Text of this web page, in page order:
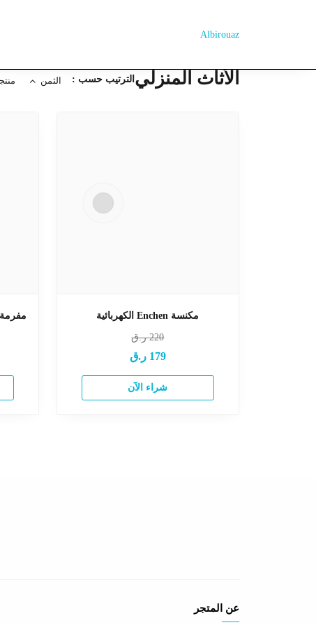
Albirouaz
الأثاث المنزلي الترتيب حسب : الثمن
مكنسة Enchen الكهربائية
220ر.ق
179 ر.ق
شراء الآن
مفرمة لحم
عن المتجر